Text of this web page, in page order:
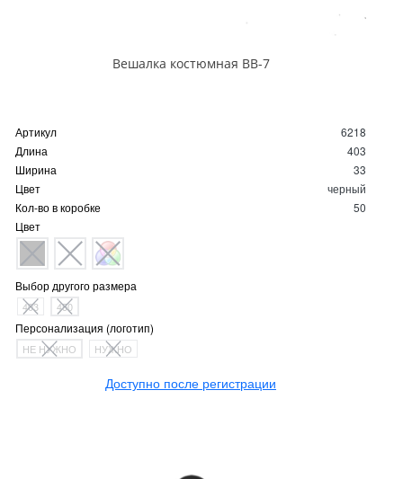
Вешалка костюмная ВВ-7
Артикул
6218
Длина
403
Ширина
33
Цвет
черный
Кол-во в коробке
50
Цвет
Выбор другого размера
403 450
Персонализация (логотип)
НЕ НУЖНО НУЖНО
Доступно после регистрации